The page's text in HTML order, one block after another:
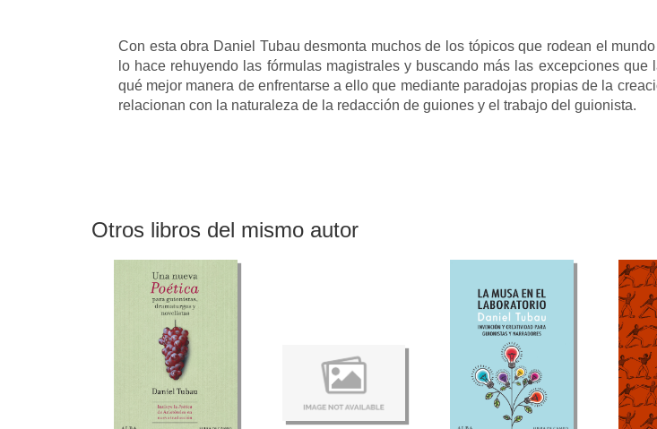
Con esta obra Daniel Tubau desmonta muchos de los tópicos que rodean el
lo hace rehuyendo las fórmulas magistrales y buscando más las excepciones que
qué mejor manera de enfrentarse a ello que mediante paradojas propias de la
relacionan con la naturaleza de la redacción de guiones y el trabajo del guionista.
Otros libros del mismo autor